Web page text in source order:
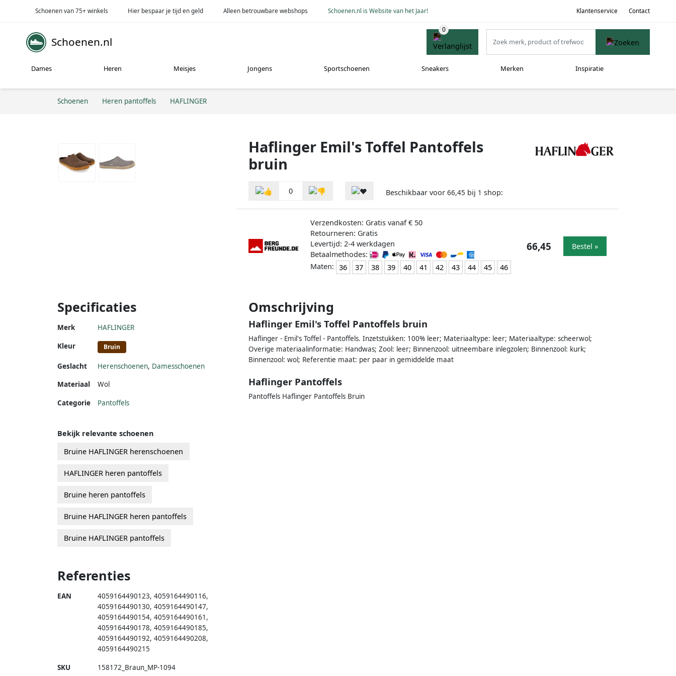
Schoenen van 75+ winkels Hier bespaar je tijd en geld Alleen betrouwbare webshops Schoenen.nl is Website van het Jaar! Klantenservice Contact
Schoenen.nl
Dames Heren Meisjes Jongens Sportschoenen Sneakers Merken Inspiratie
Schoenen Heren pantoffels HAFLINGER
Haflinger Emil's Toffel Pantoffels
bruin
0 Beschikbaar voor 66,45 bij 1 shop:
Verzendkosten: Gratis vanaf € 50
Retourneren: Gratis
Levertijd: 2-4 werkdagen
Betaalmethodes:
Maten: 36 37 38 39 40 41 42 43 44 45 46
66,45 Bestel »
Specificaties
Merk HAFLINGER
Kleur Bruin
Geslacht Herenschoenen, Damesschoenen
Materiaal
Wol
Categorie Pantoffels
Omschrijving
Haflinger Emil's Toffel Pantoffels bruin
Haflinger - Emil's Toffel - Pantoffels. Inzetstukken: 100% leer; Materiaaltype: leer; Materiaaltype: scheerwol;
Overige materiaalinformatie: Handwas; Zool: leer; Binnenzool: uitneembare inlegzolen; Binnenzool: kurk;
Binnenzool: wol; Referentie maat: per paar in gemiddelde maat
Haflinger Pantoffels
Pantoffels Haflinger Pantoffels Bruin
Bekijk relevante schoenen
Bruine HAFLINGER herenschoenen
HAFLINGER heren pantoffels
Bruine heren pantoffels
Bruine HAFLINGER heren pantoffels
Bruine HAFLINGER pantoffels
Referenties
EAN 4059164490123, 4059164490116,
4059164490130, 4059164490147,
4059164490154, 4059164490161 ,
4059164490178, 4059164490185,
4059164490192, 4059164490208,
4059164490215
SKU 158172_Braun_MP-1094